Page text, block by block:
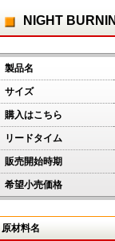
NIGHT
製品名
サイズ
購入はこちら
リードタイム
販売開始時期
希望小売価格
原材料名